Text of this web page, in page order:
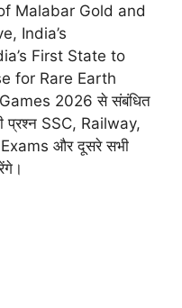
Malabar Gold and
India’s
First State to
for Rare Earth
2026 से संबंधित
प्रश्न SSC, Railway,
और दूसरे सभी